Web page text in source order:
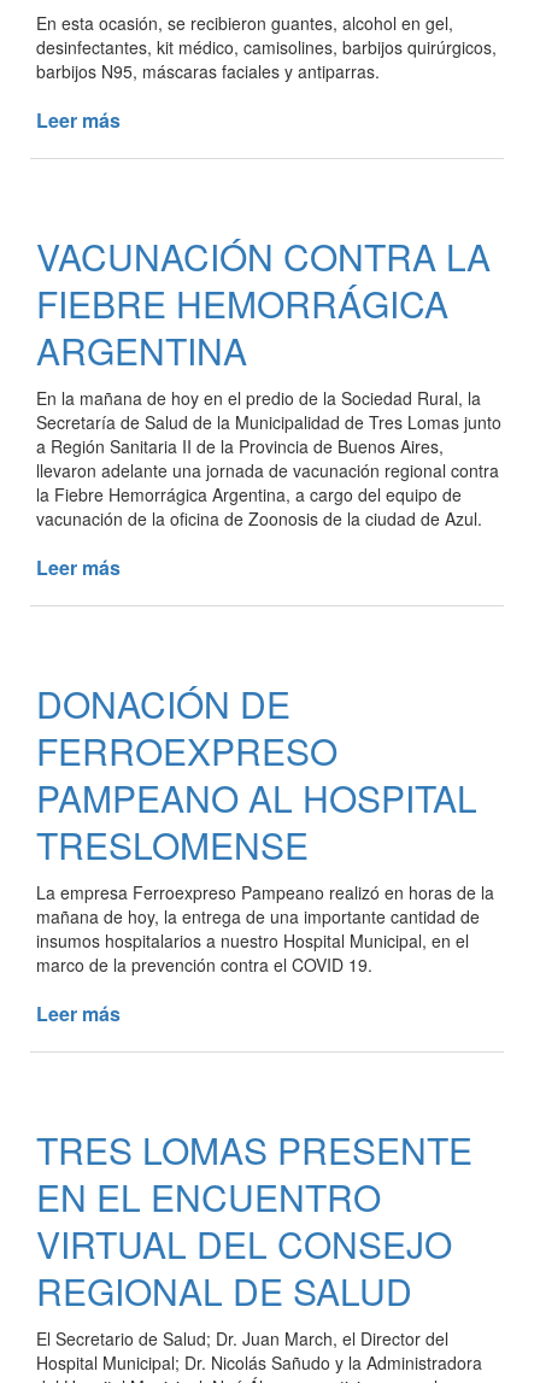
En esta ocasión, se recibieron guantes, alcohol en gel,
desinfectantes, kit médico, camisolines, barbijos quirúrgicos,
barbijos N95, máscaras faciales y antiparras.
Leer más
PARA
COMBATIR
EL
COVID19
VACUNACIÓN CONTRA LA
FIEBRE HEMORRÁGICA
ARGENTINA
En la mañana de hoy en el predio de la Sociedad Rural, la
Secretaría de Salud de la Municipalidad de Tres Lomas junto
a Región Sanitaria II de la Provincia de Buenos Aires,
llevaron adelante una jornada de vacunación regional contra
la Fiebre Hemorrágica Argentina, a cargo del equipo de
vacunación de la oficina de Zoonosis de la ciudad de Azul.
Leer más
HEMORRÁGICA
ARGENTINA
DONACIÓN DE
FERROEXPRESO
PAMPEANO AL HOSPITAL
TRESLOMENSE
La empresa Ferroexpreso Pampeano realizó en horas de la
mañana de hoy, la entrega de una importante cantidad de
insumos hospitalarios a nuestro Hospital Municipal, en el
marco de la prevención contra el COVID 19.
Leer más
AL
HOSPITAL
TRESLOMENSE
TRES LOMAS PRESENTE
EN EL ENCUENTRO
VIRTUAL DEL CONSEJO
REGIONAL DE SALUD
El Secretario de Salud; Dr. Juan March, el Director del
Hospital Municipal; Dr. Nicolás Sañudo y la Administradora